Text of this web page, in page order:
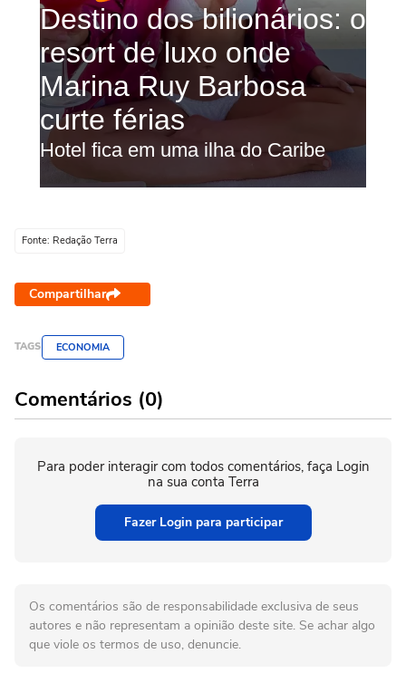
Fonte: Redação Terra
Compartilhar
TAGS ECONOMIA
Comentários (0)
Para poder interagir com todos comentários, faça Login
na sua conta Terra
Fazer Login para participar
Os comentários são de responsabilidade exclusiva de seus
autores e não representam a opinião deste site. Se achar algo
que viole os termos de uso, denuncie.